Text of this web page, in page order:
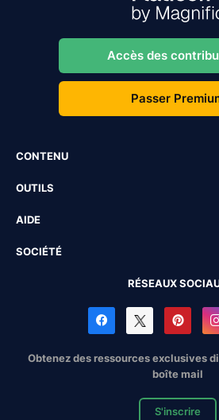
Accès des
Passer
CONTENU
OUTILS
AIDE
SOCIÉTÉ
RÉSEAUX
Obtenez des ressources exclusives
boîte mail
S'inscrire